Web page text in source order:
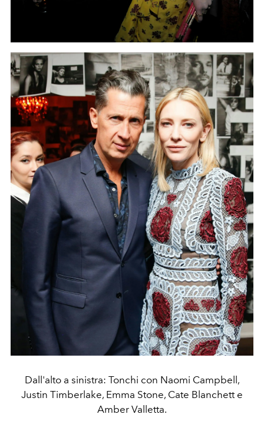
Dall'alto a sinistra: Tonchi con Naomi Campbell,
Justin Timberlake, Emma Stone, Cate Blanchett e
Amber Valletta.